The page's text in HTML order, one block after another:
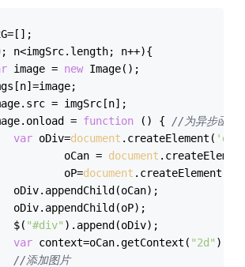
; n<imgSrc.length; n++){
image = new Image();
= imgSrc[n];
=
function ( ) { //为异步函数
var oDiv=document .createElement(
oCan =
document
oP=
document .createElement(
oDiv.appendChild(oCan);
oDiv.appendChild(oP);
$(
"#div" ).append(oDiv);
var context=oCan.getContext( "2d" );
//添加图片